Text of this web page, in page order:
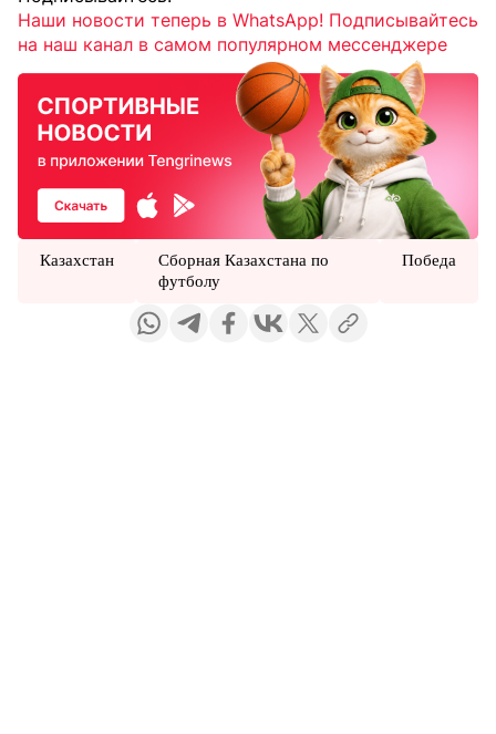
Наши новости теперь в WhatsApp! Подписывайтесь
на наш канал в самом популярном мессенджере
Казахстан
Сборная Казахстана по
футболу
Победа